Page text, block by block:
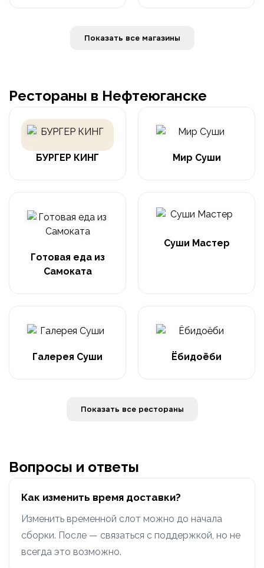
Показать все магазины
Рестораны в Нефтеюганске
БУРГЕР КИНГ Мир Суши
Готовая еда из
Самоката
Суши Мастер
Галерея Суши Ёбидоёби
Показать все рестораны
Вопросы и ответы
Как изменить время доставки?
Изменить временной слот можно до начала
сборки. После — связаться с поддержкой, но не
всегда это возможно.